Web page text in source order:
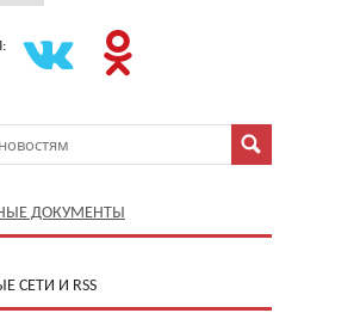
ДОКУМЕНТЫ
СЕТИ И RSS